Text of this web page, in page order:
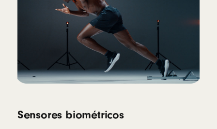
Sensores biométricos